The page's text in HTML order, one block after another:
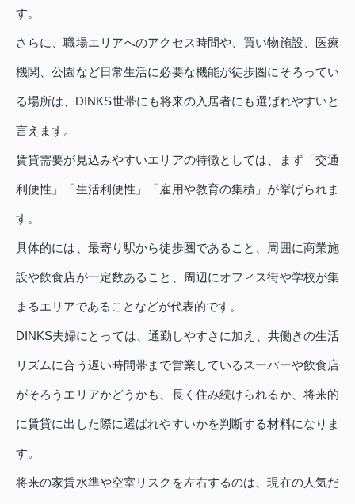
す。
さらに、職場エリアへのアクセス時間や、買い物施設、医療
機関、公園など日常生活に必要な機能が徒歩圏にそろってい
る場所は、DINKS世帯にも将来の入居者にも選ばれやすいと
言えます。
賃貸需要が見込みやすいエリアの特徴としては、まず「交通
利便性」「生活利便性」「雇用や教育の集積」が挙げられま
す。
具体的には、最寄り駅から徒歩圏であること、周囲に商業施
設や飲食店が一定数あること、周辺にオフィス街や学校が集
まるエリアであることなどが代表的です。
DINKS夫婦にとっては、通勤しやすさに加え、共働きの生活
リズムに合う遅い時間帯まで営業しているスーパーや飲食店
がそろうエリアかどうかも、長く住み続けられるか、将来的
に賃貸に出した際に選ばれやすいかを判断する材料になりま
す。
将来の家賃水準や空室リスクを左右するのは、現在の人気だ